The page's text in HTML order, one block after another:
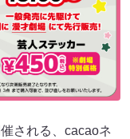
される、cacaoネ